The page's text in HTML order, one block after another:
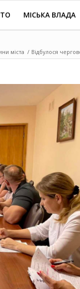
МІСЬКА ВЛАДА
міста / Відбулося